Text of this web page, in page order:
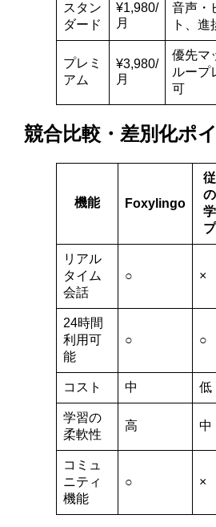
スタン
ダード
¥1,980/
月
音声・
ト、進
プレミ
アム
¥3,980/
月
優先マ
ループ
可
競合比較・差別化ポ
機能 Foxylingo
リアル
タイム
会話
○ ×
24時間
利用可
能
○ ○
コスト 中 低
学習の
柔軟性
高 中
コミュ
ニティ
機能
○ ×